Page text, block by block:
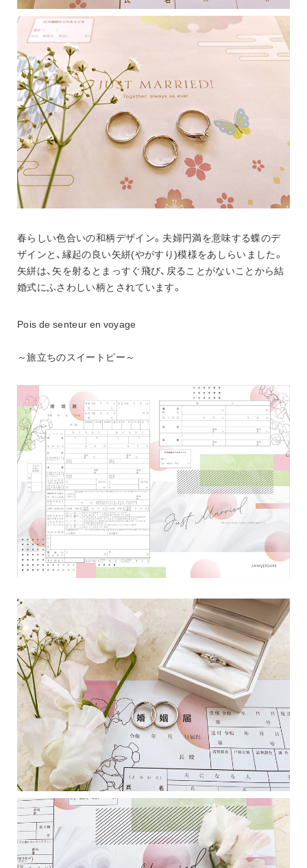
春らしい色合いの和柄デザイン。夫婦円満を意味する蝶のデ
ザインと、縁起の良い矢絣(やがすり)模様をあしらいました。
矢絣は、矢を射るとまっすぐ飛び、戻ることがないことから結
婚式にふさわしい柄とされています。
Pois de senteur en voyage
～旅立ちのスイートピー～